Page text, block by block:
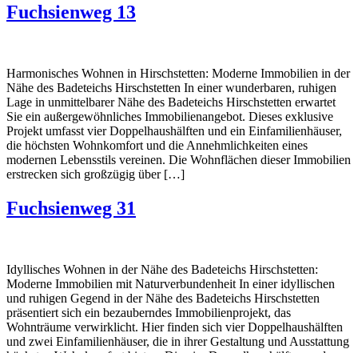
Fuchsienweg 13
Harmonisches Wohnen in Hirschstetten: Moderne Immobilien in der
Nähe des Badeteichs Hirschstetten In einer wunderbaren, ruhigen
Lage in unmittelbarer Nähe des Badeteichs Hirschstetten erwartet
Sie ein außergewöhnliches Immobilienangebot. Dieses exklusive
Projekt umfasst vier Doppelhaushälften und ein Einfamilienhäuser,
die höchsten Wohnkomfort und die Annehmlichkeiten eines
modernen Lebensstils vereinen. Die Wohnflächen dieser Immobilien
erstrecken sich großzügig über […]
Fuchsienweg 31
Idyllisches Wohnen in der Nähe des Badeteichs Hirschstetten:
Moderne Immobilien mit Naturverbundenheit In einer idyllischen
und ruhigen Gegend in der Nähe des Badeteichs Hirschstetten
präsentiert sich ein bezauberndes Immobilienprojekt, das
Wohnträume verwirklicht. Hier finden sich vier Doppelhaushälften
und zwei Einfamilienhäuser, die in ihrer Gestaltung und Ausstattung